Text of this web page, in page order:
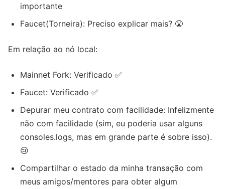
importante
Faucet(Torneira): Preciso explicar mais? 😤
Em relação ao nó local:
Mainnet Fork: Verificado ✅
Faucet: Verificado ✅
Depurar meu contrato com facilidade: Infelizmente
não com facilidade (sim, eu poderia usar alguns
consoles.logs, mas em grande parte é sobre isso).
😢
Compartilhar o estado da minha transação com
meus amigos/mentores para obter algum